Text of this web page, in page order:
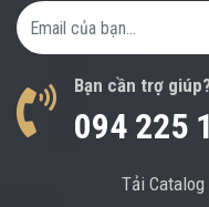
Email Address
Bạn cần trợ
094 225
Tải Catalog